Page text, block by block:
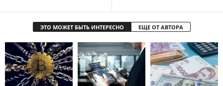
ЭТО МОЖЕТ БЫТЬ ИНТЕРЕСНО ЕЩЕ ОТ АВТОРА